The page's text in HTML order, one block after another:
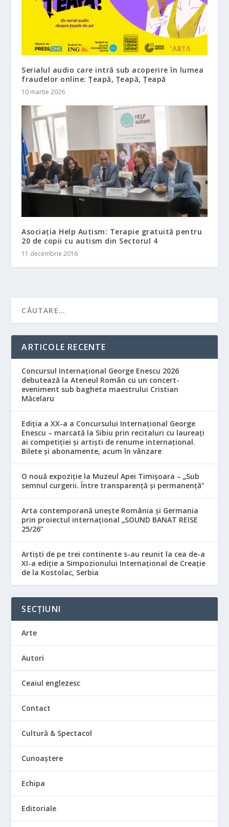
Serialul audio care intră sub acoperire în lumea
fraudelor online: Țeapă, Țeapă, Țeapă
10 martie 2026
Asociația Help Autism: Terapie gratuită pentru
20 de copii cu autism din Sectorul 4
11 decembrie 2016
ARTICOLE RECENTE
Concursul Internațional George Enescu 2026
debutează la Ateneul Român cu un concert-
eveniment sub bagheta maestrului Cristian
Măcelaru
Ediția a XX-a a Concursului Internațional George
Enescu – marcată la Sibiu prin recitaluri cu laureați
ai competiției și artiști de renume internațional.
Bilete și abonamente, acum în vânzare
O nouă expoziție la Muzeul Apei Timișoara – „Sub
semnul curgerii. Între transparență și permanență”
Arta contemporană unește România și Germania
prin proiectul internațional „SOUND BANAT REISE
25/26”
Artiști de pe trei continente s-au reunit la cea de-a
XI-a ediție a Simpozionului Internațional de Creație
de la Kostolac, Serbia
SECȚIUNI
Arte
Autori
Ceaiul englezesc
Contact
Cultură & Spectacol
Cunoaștere
Echipa
Editoriale